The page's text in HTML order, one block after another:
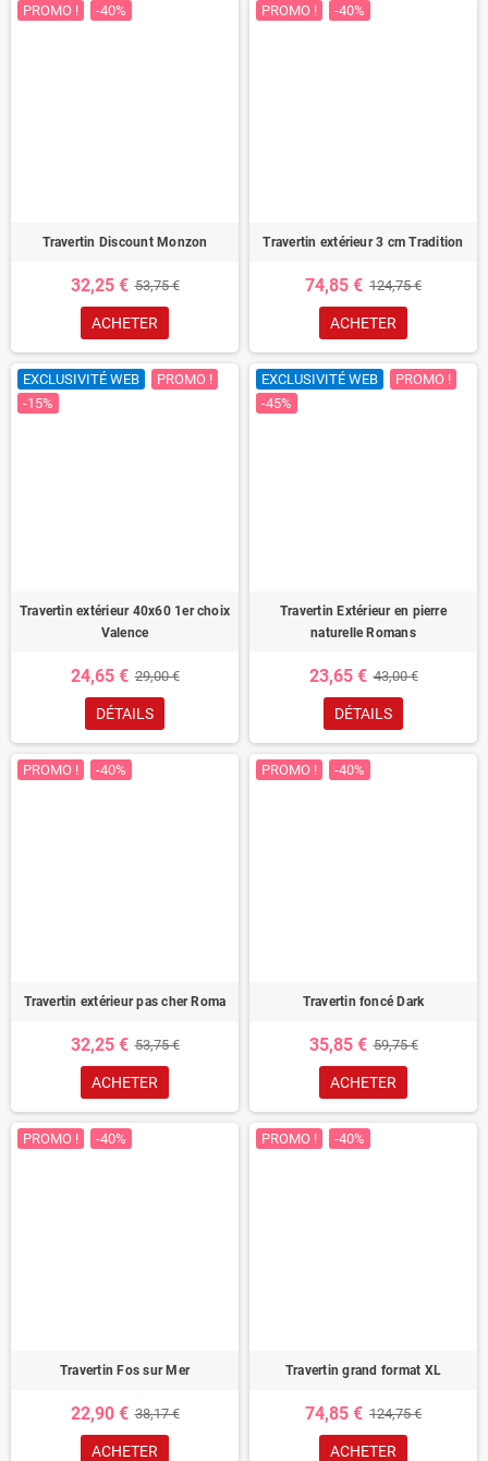
PROMO ! -40%
Travertin Discount Monzon
32,25 € 53,75 €
ACHETER
PROMO ! -40%
Travertin extérieur 3 cm Tradition
74,85 € 124,75 €
ACHETER
EXCLUSIVITÉ WEB
PROMO !
-15%
Travertin extérieur 40x60 1er choix
Valence
24,65 € 29,00 €
DÉTAILS
EXCLUSIVITÉ WEB
PROMO !
-45%
Travertin Extérieur en pierre
naturelle Romans
23,65 € 43,00 €
DÉTAILS
PROMO ! -40%
Travertin extérieur pas cher Roma
32,25 € 53,75 €
ACHETER
PROMO ! -40%
Travertin foncé Dark
35,85 € 59,75 €
ACHETER
PROMO ! -40%
Travertin Fos sur Mer
22,90 € 38,17 €
ACHETER
PROMO ! -40%
Travertin grand format XL
74,85 € 124,75 €
ACHETER